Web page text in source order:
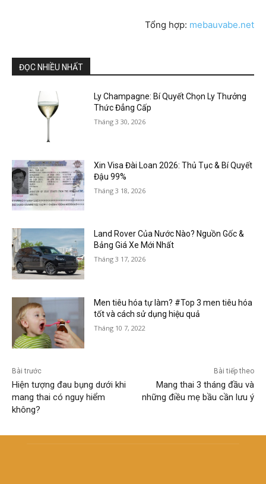
Tổng hợp: mebauvabe.net
ĐỌC NHIỀU NHẤT
Ly Champagne: Bí Quyết Chọn Ly Thưởng
Thức Đẳng Cấp
Tháng 3 30, 2026
Xin Visa Đài Loan 2026: Thủ Tục & Bí Quyết
Đậu 99%
Tháng 3 18, 2026
Land Rover Của Nước Nào? Nguồn Gốc &
Bảng Giá Xe Mới Nhất
Tháng 3 17, 2026
Men tiêu hóa tự làm? #Top 3 men tiêu hóa
tốt và cách sử dụng hiệu quả
Tháng 10 7, 2022
Bài trước
Hiện tượng đau bụng dưới khi
mang thai có nguy hiểm
không?
Bài tiếp theo
Mang thai 3 tháng đầu và
những điều mẹ bầu cần lưu ý